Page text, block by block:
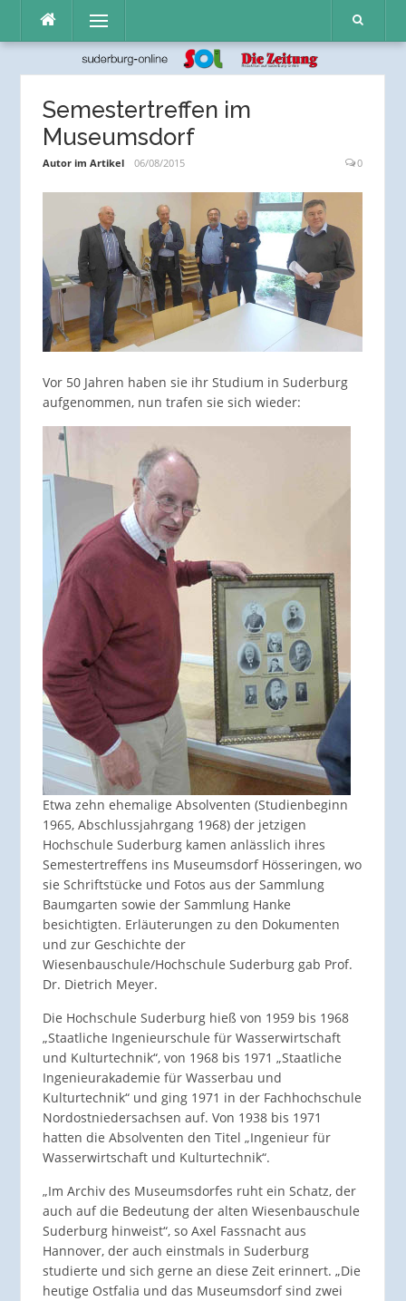
Inhalt
Menü
Semestertreffen im
Museumsdorf
Autor im Artikel 06/08/2015 0
Vor 50 Jahren haben sie ihr Studium in Suderburg
aufgenommen, nun trafen sie sich wieder:
Etwa zehn ehemalige Absolventen (Studienbeginn
1965, Abschlussjahrgang 1968) der jetzigen
Hochschule Suderburg kamen anlässlich ihres
Semestertreffens ins Museumsdorf Hösseringen, wo
sie Schriftstücke und Fotos aus der Sammlung
Baumgarten sowie der Sammlung Hanke
besichtigten. Erläuterungen zu den Dokumenten
und zur Geschichte der
Wiesenbauschule/Hochschule Suderburg gab Prof.
Dr. Dietrich Meyer.
Die Hochschule Suderburg hieß von 1959 bis 1968
„Staatliche Ingenieurschule für Wasserwirtschaft
und Kulturtechnik“, von 1968 bis 1971 „Staatliche
Ingenieurakademie für Wasserbau und
Kulturtechnik“ und ging 1971 in der Fachhochschule
Nordostniedersachsen auf. Von 1938 bis 1971
hatten die Absolventen den Titel „Ingenieur für
Wasserwirtschaft und Kulturtechnik“.
„Im Archiv des Museumsdorfes ruht ein Schatz, der
auch auf die Bedeutung der alten Wiesenbauschule
Suderburg hinweist“, so Axel Fassnacht aus
Hannover, der auch einstmals in Suderburg
studierte und sich gerne an diese Zeit erinnert. „Die
heutige Ostfalia und das Museumsdorf sind zwei